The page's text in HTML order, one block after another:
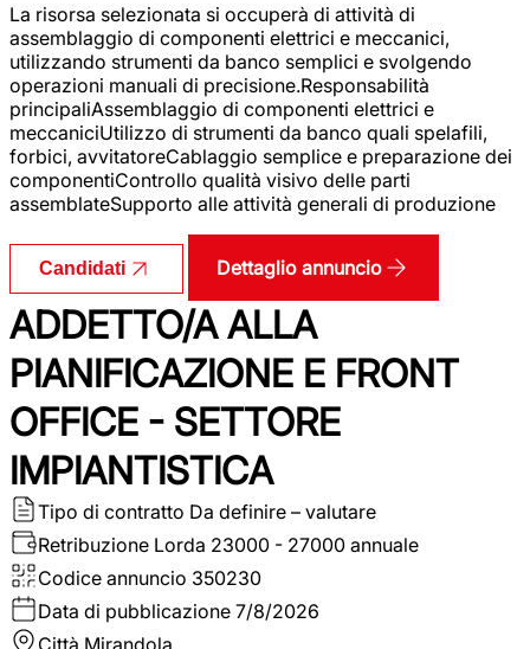
La risorsa selezionata si occuperà di attività di
assemblaggio di componenti elettrici e meccanici,
utilizzando strumenti da banco semplici e svolgendo
operazioni manuali di precisione.Responsabilità
principaliAssemblaggio di componenti elettrici e
meccaniciUtilizzo di strumenti da banco quali spelafili,
forbici, avvitatoreCablaggio semplice e preparazione dei
componentiControllo qualità visivo delle parti
assemblateSupporto alle attività generali di produzione
Candidati Dettaglio annuncio
ADDETTO/A ALLA
PIANIFICAZIONE E FRONT
OFFICE - SETTORE
IMPIANTISTICA
Tipo di contratto Da definire – valutare
Retribuzione Lorda 23000 - 27000 annuale
Codice annuncio 350230
Data di pubblicazione 7/8/2026
Città Mirandola